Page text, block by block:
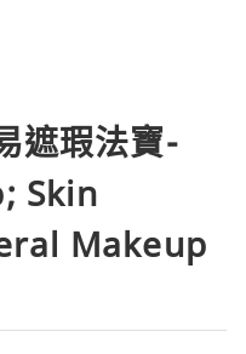
遮瑕法寶-
Skin
Makeup